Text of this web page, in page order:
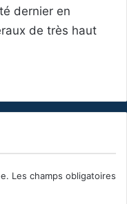
dernier en
de très haut
Les champs obligatoires